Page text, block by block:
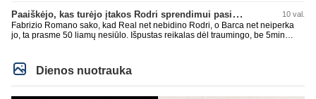
Paaiškėjo, kas turėjo įtakos Rodri sprendimui pasirinkti Barselonos pusę 10 val.
Fabrizio Romano sako, kad Real net nebidino Rodri, o Barca net neiperka
jo, ta prasme 50 liamų nesiūlo. Išpustas reikalas dėl traumingo, be 5min
Dienos nuotrauka